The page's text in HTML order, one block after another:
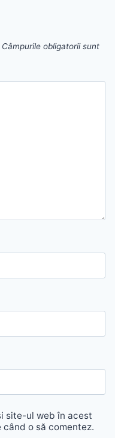
Câmpurile obligatorii sunt
site-ul web în acest
o să comentez.